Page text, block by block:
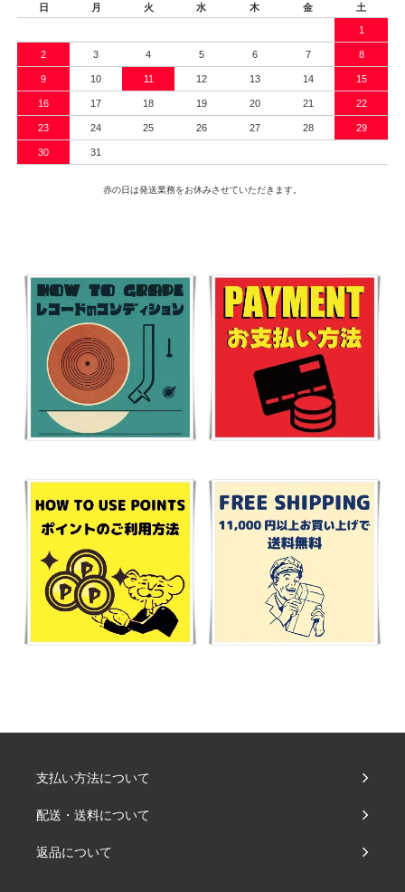
日
月 火 水 木 金 土
1
2 3 4 5 6 7 8
9 10 11 12 13 14 15
16 17 18 19 20 21 22
23 24 25 26 27 28 29
30 31
赤の日は発送業務をお休みさせていただきます。
支払い方法について
配送・送料について
返品について